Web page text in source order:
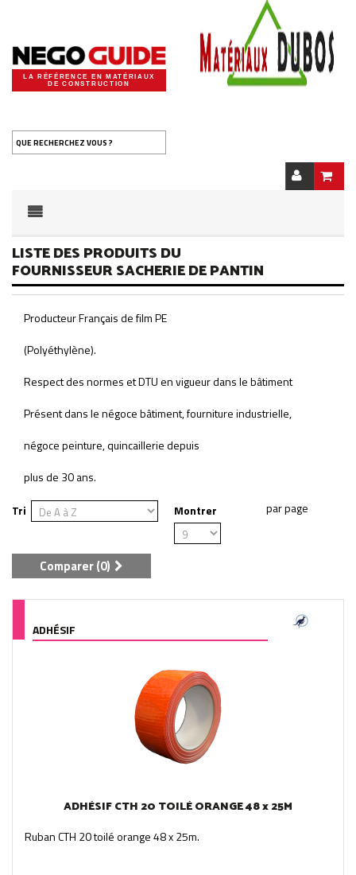
LA RÉFÉRENCE EN MATÉRIAUX
DE CONSTRUCTION
QUE RECHERCHEZ VOUS ?
LISTE DES PRODUITS DU
FOURNISSEUR SACHERIE DE PANTIN
Producteur Français de film PE
(Polyéthylène).
Respect des normes et DTU en vigueur dans le bâtiment
Présent dans le négoce bâtiment, fourniture industrielle,
négoce peinture, quincaillerie depuis
plus de 30 ans.
Tri
Montrer
Comparer (0)
ADHÉSIF
ADHÉSIF CTH 20 TOILÉ ORANGE 48 x 25M
Ruban CTH 20 toilé orange 48 x 25m.